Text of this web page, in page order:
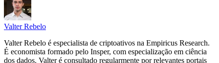
Valter Rebelo
Valter Rebelo é especialista de criptoativos na Empiricus Research.
É economista formado pelo Insper, com especialização em ciência
dos dados. Valter é consultado regularmente por relevantes portais